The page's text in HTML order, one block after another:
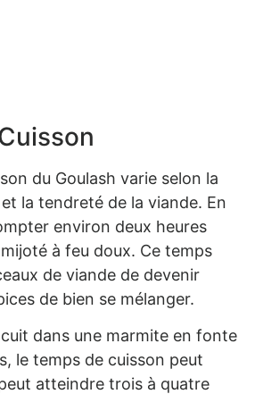
du Goulash varie selon la
la tendreté de la viande. En
environ deux heures
à feu doux. Ce temps
de viande de devenir
de bien se mélanger.
dans une marmite en fonte
le temps de cuisson peut
atteindre trois à quatre